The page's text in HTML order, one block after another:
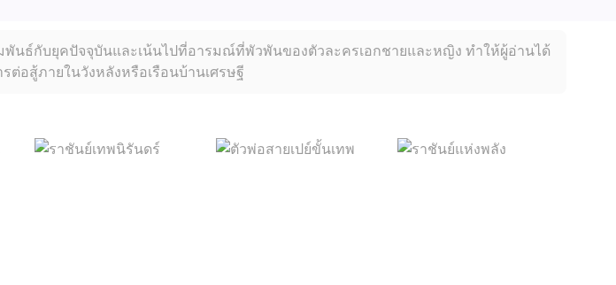
นธ์กับยุคปัจจุบันและเน้นไปที่อารมณ์ที่พัวพันของตัวละครเอกชายและหญิง ทำให้ผู้อ่านได้
ต่อสู้ภายในวังหลังหรือเรือนบ้านเศรษฐี